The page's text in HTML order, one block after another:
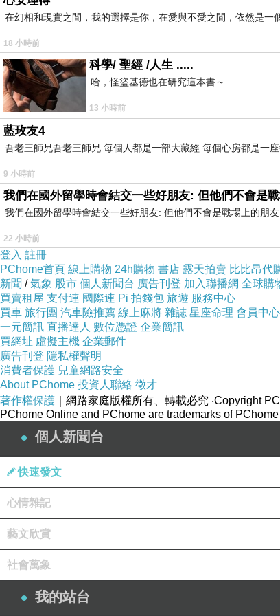
在幻相和現實之間，我的選擇是你，在愛與不愛之間，依然是
18 小時前
科學/ 聖經 /人生 .....
哈，怪盜基德也在研究這本書～ _ _ _ _ _ _
13 小時前
藍玫友4
吾老三師兄吾老三師兄 每個人都是一部大藏經 每個心房都是一
9 小時前
我們在國外留學時會結交一些好朋友: 但他們不會是
我們在國外留學時會結交一些好朋友: 但他們不會是戰場上的
22 小時前
登入 註冊
PChome首頁 線上購物 24h購物 書店 露天拍賣 比比昂代
新聞 /氣象 股市 個人新聞台 廣告刊登 加入聯播網 全球購
買賣租屋 支付連 國際連 Pi 拍錢包 旅遊 服務中心
買車 旅行團 汽車險推薦 線上麻將 雜誌 星座命理 會員中心
一元簡訊 直播達人 數位憑證 企業簡訊
買網址 虛擬主機 企業郵件
廣告刊登 隱私權聲明
消費者保護 兒童網路安全
About PChome 投資人聯絡 徵才
著作權保護 ｜網路家庭版權所有、轉載必究 ‧Copyright
PChome Online and PChome are trademarks of
個人新聞台
快速發文
心情雜記
藝文欣賞
社會萬象
我的站台